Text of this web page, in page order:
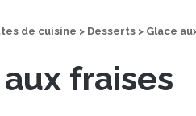
de cuisine > Desserts > Glace
fraises